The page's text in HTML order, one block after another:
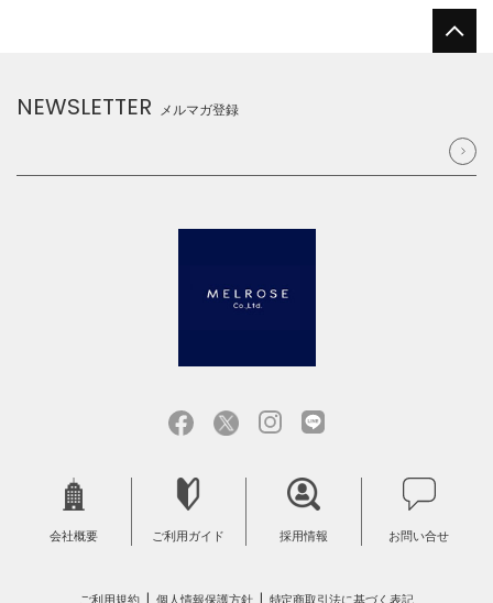
NEWSLETTER メルマガ登録
会社概要 ご利用ガイド 採用情報 お問い合せ